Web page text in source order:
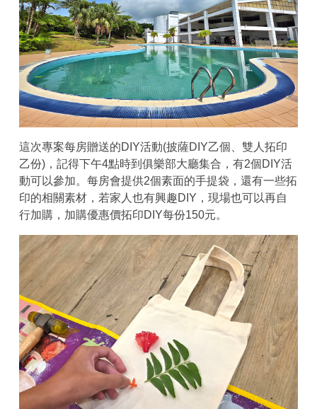
這次專案每房贈送的DIY活動(披薩DIY乙個、雙人拓印
乙份)，記得下午4點時到俱樂部大廳集合，有2個DIY活
動可以參加。每房會提供2個素面的手提袋，還有一些拓
印的相關素材，若家人也有興趣DIY，現場也可以再自
行加購，加購優惠價拓印DIY每份150元。